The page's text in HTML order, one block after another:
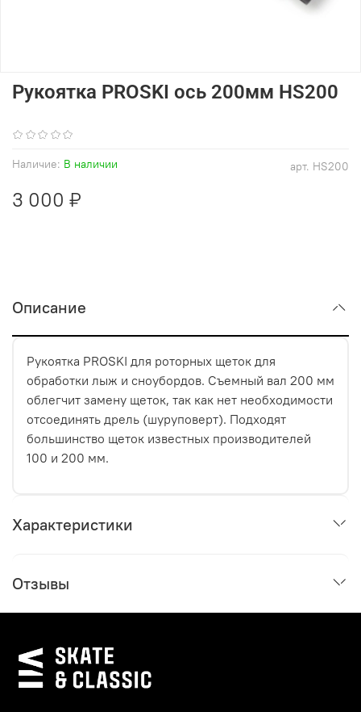
арт. HS200
Наличие: В наличии
Рукоятка PROSKI ось 200мм HS200
3 000 ₽
Описание
Рукоятка PROSKI для роторных щеток для
обработки лыж и сноубордов. Съемный вал 200 мм
облегчит замену щеток, так как нет необходимости
отсоединять дрель (шуруповерт). Подходят
большинство щеток известных производителей
100 и 200 мм.
Характеристики
Отзывы